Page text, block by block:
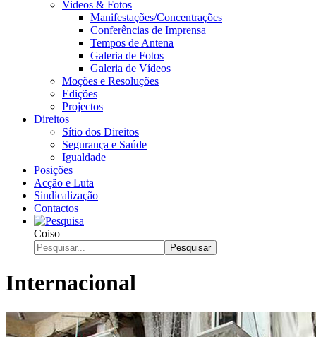
Videos & Fotos
Manifestações/Concentrações
Conferências de Imprensa
Tempos de Antena
Galeria de Fotos
Galeria de Vídeos
Moções e Resoluções
Edições
Projectos
Direitos
Sítio dos Direitos
Segurança e Saúde
Igualdade
Posições
Acção e Luta
Sindicalização
Contactos
Coiso
Pesquisar
Internacional